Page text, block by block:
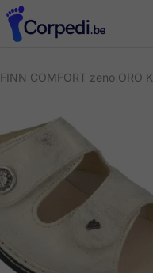
FINN COMFORT zeno ORO K